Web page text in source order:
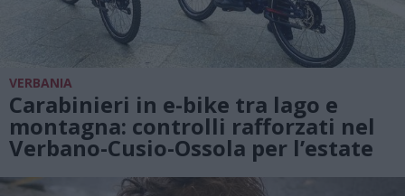
VERBANIA
Carabinieri in e-bike tra lago e
montagna: controlli rafforzati nel
Verbano-Cusio-Ossola per l’estate